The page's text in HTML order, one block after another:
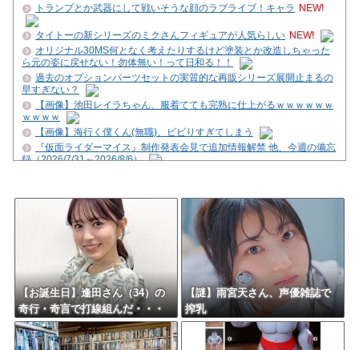
トランプとか武器にして戦いそうな顔のラブライブ！キャラ
NEW!
タイトーの新シリーズのミクさんフィギュアが人気らしい NEW!
オリジナル30MS何となく考えたりするけど塗装とか改造しちゃった
ら元の姿に戻せない！勿体無い！って日和る！！
過去のオプションパーツセットの実質的な再販シリーズ展開止まるの
早すぎない？
【画像】池田レイラちゃん、服着てても完熟に仕上がるｗｗｗｗｗｗ
ｗｗｗｗ
【画像】海行く僕くん(無職)、ビビりすぎてしまう
『仮面ライダーマイス』制作発表会見で追加情報解禁 他、今週の備忘
録（2026/7/31～2026/8/6）
【悲報】「HUNTER×HUNTER」のクラピカ、師匠のイズナビに対す
る態度が本当に酷い！！
【熊本地震】株式会社ポケモンが1億円を、ソニーが5000万円を寄
付。熊本への支援続々発表！
クレバテスⅡ-魔獣の王と偽りの勇者伝承- 第4話 感想：敵を探すより
トアの書を餌に誘き出す作戦！
【悲報】グルメ漫画の金字塔『美味しんぼ』、家庭で真似できるレシ
ピがない
Powered by livedoor 相互RSS
【お誕生日】逢田さん（34）の
奇行・奇言で打線組んだ・・・
【謎】雨宮天さん、声優雑誌で
搾乳